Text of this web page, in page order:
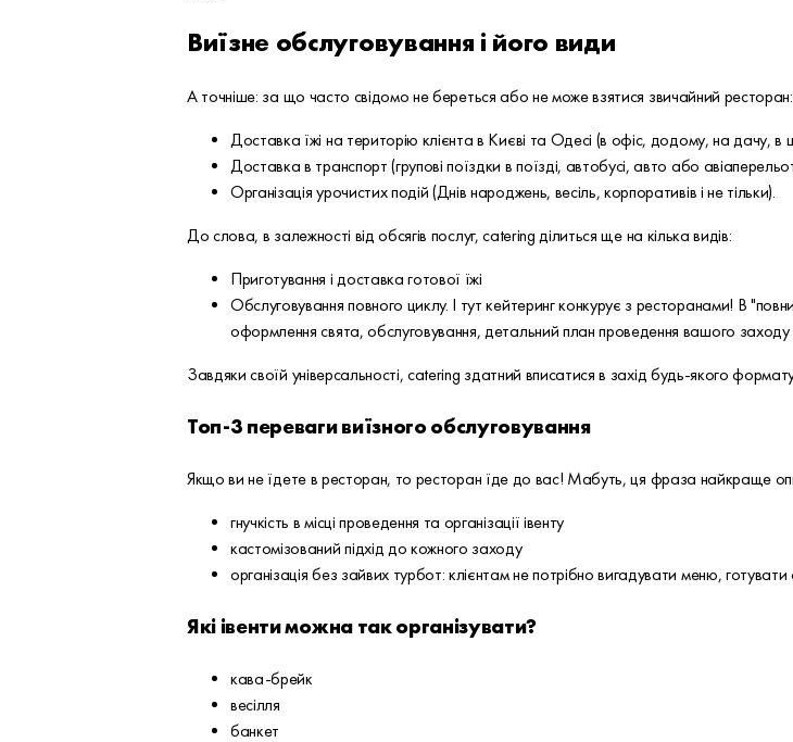
Виїзне обслуговування і його види
А точніше: за що часто свідомо не береться або не може взятися звичайний ресторан:
Доставка їжі на територію клієнта в Києві та Одесі (в офіс, додому, на дачу, в
Доставка в транспорт (групові поїздки в поїзді, автобусі, авто або
Організація урочистих подій (Днів народжень, весіль, корпоративів і не тільки).
До слова, в залежності від обсягів послуг, catering ділиться ще на кілька видів:
Приготування і доставка готової їжі
Обслуговування повного циклу. І тут кейтеринг конкурує з ресторанами! В
оформлення свята, обслуговування, детальний план проведення вашого заходу і
Завдяки своїй універсальності, catering здатний вписатися в захід будь-якого
Топ-3 переваги виїзного обслуговування
Якщо ви не їдете в ресторан, то ресторан їде до вас! Мабуть, ця фраза найкраще
гнучкість в місці проведення та організації івенту
кастомізований підхід до кожного заходу
організація без зайвих турбот: клієнтам не потрібно вигадувати меню,
Які івенти можна так організувати?
кава-брейк
весілля
банкет